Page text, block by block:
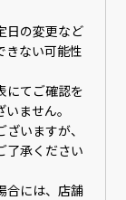
日の変更など
きない可能性
にてご確認を
ません。
いますが、
了承ください
合には、店舗